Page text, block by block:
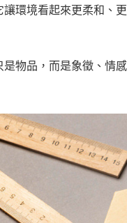
環境看起來更柔和、
是物品，而是象徵、情